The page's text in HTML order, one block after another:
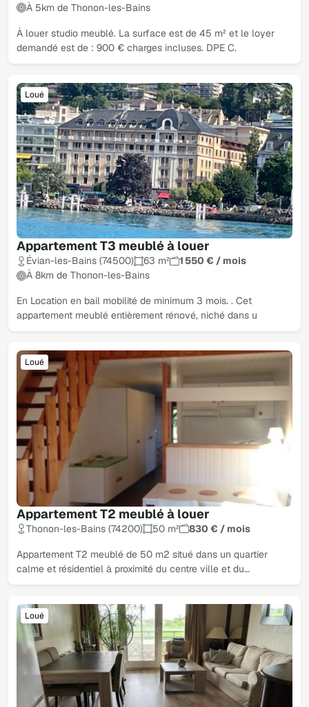
À 5km de Thonon-les-Bains
À louer studio meublé. La surface est de 45 m² et le loyer
demandé est de : 900 € charges incluses. DPE C.
Appartement T3 meublé à louer
Loué
Évian-les-Bains (74500) 63 m²
1 550 € / mois
À 8km de Thonon-les-Bains
En Location en bail mobilité de minimum 3 mois. . Cet
appartement meublé entièrement rénové, niché dans u
Appartement T2 meublé à louer
Loué
Thonon-les-Bains (74200) 50 m² 830 € / mois
Appartement T2 meublé de 50 m2 situé dans un quartier
calme et résidentiel à proximité du centre ville et du…
Loué